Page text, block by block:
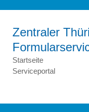
Zentraler
Startseite
Serviceportal